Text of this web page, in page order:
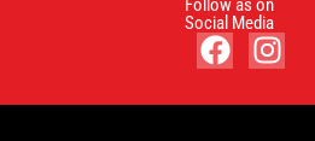
Follow as on
Social Media